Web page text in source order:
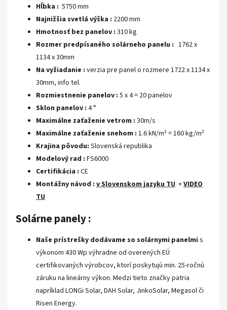
Hĺbka : 5750 mm
Najnižšia svetlá výška : 2200 mm
Hmotnosť bez panelov : 310 kg
Rozmer predpísaného solárneho panelu : 1762 x
1134 x 30mm
Na vyžiadanie : verzia pre panel o rozmere 1722 x 1134 x
30mm, info tel.
Rozmiestnenie panelov : 5 x 4 = 20 panelov
Sklon panelov : 4 °
Maximálne zaťaženie vetrom : 30m/s
Maximálne zaťaženie snehom : 1.6 kN/m² = 160kg/m²
Krajina pôvodu: Slovenská republika
Modelový rad : FS6000
Certifikácia : CE
Montážny návod : v Slovenskom jazyku TU +VIDEO
TU
Solárne panely :
Naše prístrešky dodávame so solárnymi panelmi s
výkonom 430 Wp výhradne od overených EÚ
certifikovaných výrobcov, ktorí poskytujú min. 25-ročnú
záruku na lineárny výkon. Medzi tieto značky patria
napríklad LONGi Solar, DAH Solar, JinkoSolar, Megasol či
Risen Energy.